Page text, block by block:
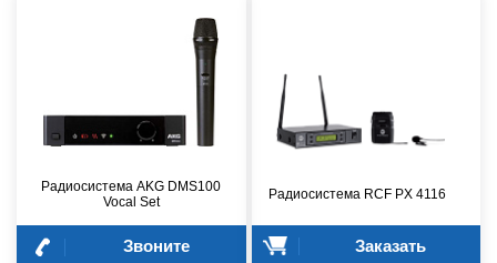
Радиосистема AKG DMS100
Vocal Set
Звоните
Радиосистема RCF PX 4116
Заказать